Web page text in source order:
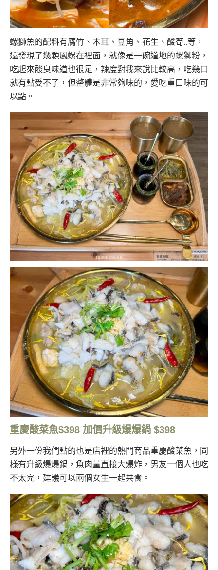
螺獅魚的配料有腐竹、木耳、豆角、花生、酸筍..等，
還發現了幾顆鳳螺在裡面，就像是一碗道地的螺獅粉，
吃起來酸臭味道也很足，辣度對我來說比較高，吃幾口
就有點受不了，但整體是非常夠味的，愛吃重口味的可
以點。
重慶酸菜魚$398 加價升級爆爆鍋 $398
另外一份我們點的也是店裡的熱門商品重慶酸菜魚，同
樣有升級爆爆鍋，魚肉量直接大爆炸，男友一個人也吃
不太完，建議可以兩個女生一起共食。